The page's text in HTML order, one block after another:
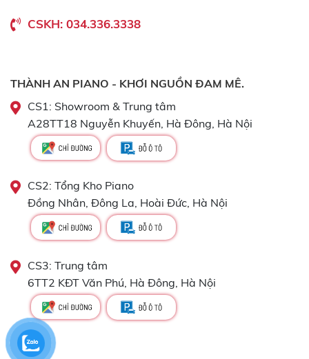
CSKH: 034.336.3338
THÀNH AN PIANO - KHƠI NGUỒN ĐAM MÊ.
CS1: Showroom & Trung tâm
A28TT18 Nguyễn Khuyến, Hà Đông, Hà Nội
CS2: Tổng Kho Piano
Đồng Nhân, Đông La, Hoài Đức, Hà Nội
CS3: Trung tâm
6TT2 KĐT Văn Phú, Hà Đông, Hà Nội